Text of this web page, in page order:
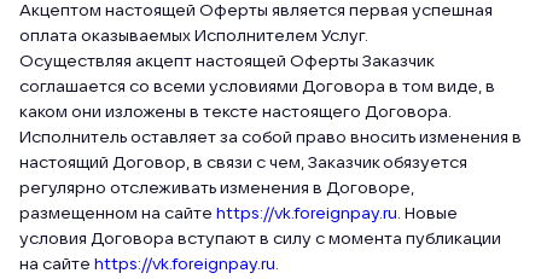
Акцептом настоящей Оферты является первая успешная
оплата оказываемых Исполнителем Услуг.
Осуществляя акцепт настоящей Оферты Заказчик
соглашается со всеми условиями Договора в том виде, в
каком они изложены в тексте настоящего Договора.
Исполнитель оставляет за собой право вносить изменения в
настоящий Договор, в связи с чем, Заказчик обязуется
регулярно отслеживать изменения в Договоре,
размещенном на сайте https://vk.foreignpay.ru. Новые
условия Договора вступают в силу с момента публикации
на сайте https://vk.foreignpay.ru.